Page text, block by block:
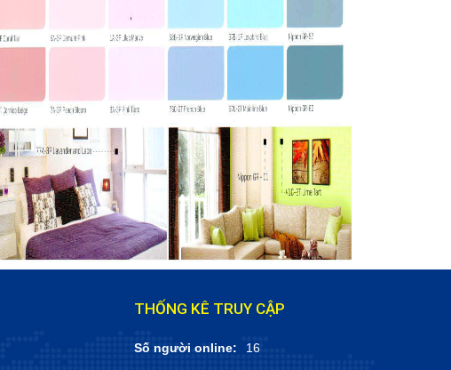
THỐNG KÊ TRUY CẬP
Số người online:
16